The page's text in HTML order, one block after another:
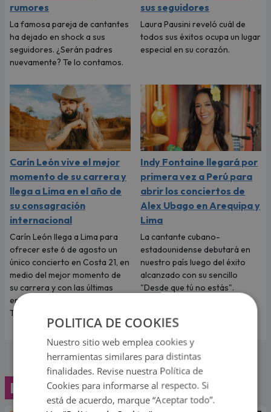
rumores
La famosa pareja de cantantes
ha dejado en shock a sus
seguidores. ¿Serán padres
nuevamente? Te lo contamos.
sus seguidores
Laura Pausini reveló cuál de
todos sus éxitos ocupa un lugar
especial en su corazón.
Carín León vive el mejor
momento de su carrera y
llega a Lima en el año de
su consagración
internacional
Carín León llega a Lima para
ofrecer este 6 de agosto un
único concierto en Costa 21, en
medio del mejor momento de
su carrera y con las últimas
entradas disponibles en
Teleticket.
Indy Fontaine llegará por
primera vez a Perú para
abrir los conciertos de
Alex Ubago en Arequipa y
Lima
La cantante cubano-
estadounidense debutará en
nuestro país luego del éxito
alcanzado con su sencillo
"Desde que tú no estás".
Lo último
POLITICA DE COOKIES
Nuestro sitio web emplea cookies y
herramientas similares para distintas
finalidades. Revise nuestra Política de
Cookies para informarse al respecto. Si
está de acuerdo, marque “Aceptar todo”.